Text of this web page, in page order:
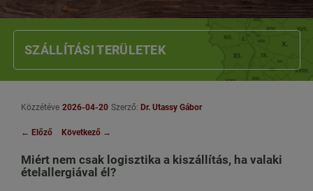
SZÁLLÍTÁSI TERÜLETEK
Közzétéve 2026-04-20 Szerző: Dr. Utassy Gábor
← Előző Következő →
Miért nem csak logisztika a kiszállítás, ha valaki
ételallergiával él?